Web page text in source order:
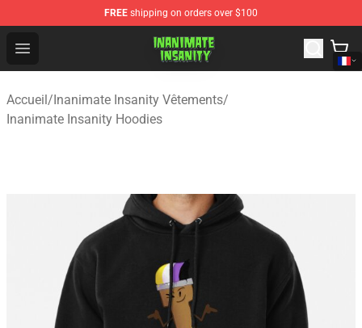
FREE shipping on orders over $100
Open menu
Inanimate Insanity Store - Official Inanimate Insanity
Accueil/Inanimate Insanity Vêtements/
Inanimate Insanity Hoodies